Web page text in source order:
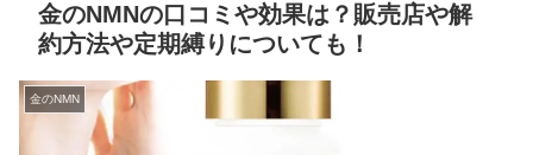
金のNMNの口コミや効果は？販売店や解
約方法や定期縛りについても！
金のNMN